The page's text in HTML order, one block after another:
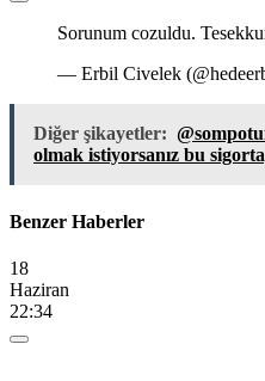
Sorunum cozuldu.
— Erbil Civelek
Diğer şikayetler:
olmak istiyorsanız bu
Benzer Haberler
18
Haziran
22:34